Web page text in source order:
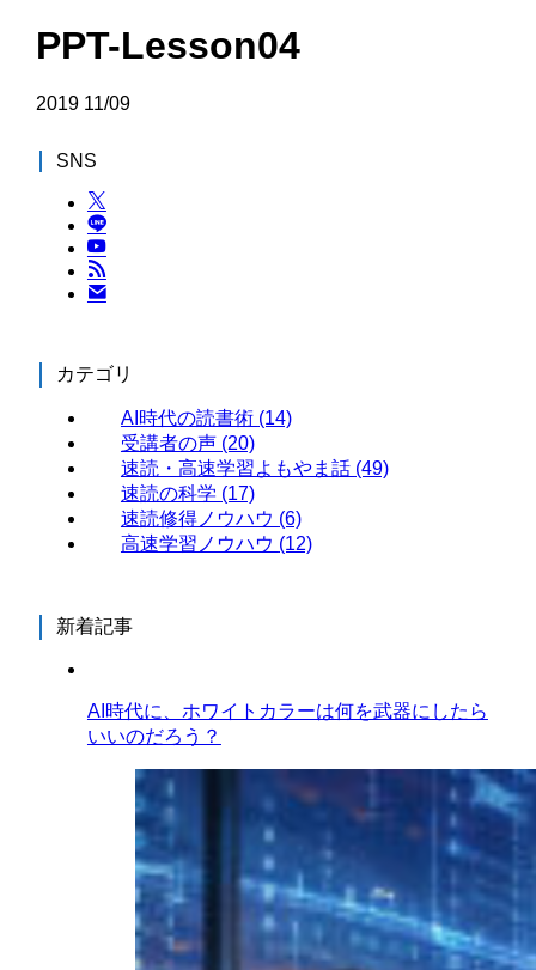
PPT-Lesson04
2019 11/09
SNS
カテゴリ
AI時代の読書術 (14)
受講者の声 (20)
速読・高速学習よもやま話 (49)
速読の科学 (17)
速読修得ノウハウ (6)
高速学習ノウハウ (12)
新着記事
AI時代に、ホワイトカラーは何を武器にしたら
いいのだろう？